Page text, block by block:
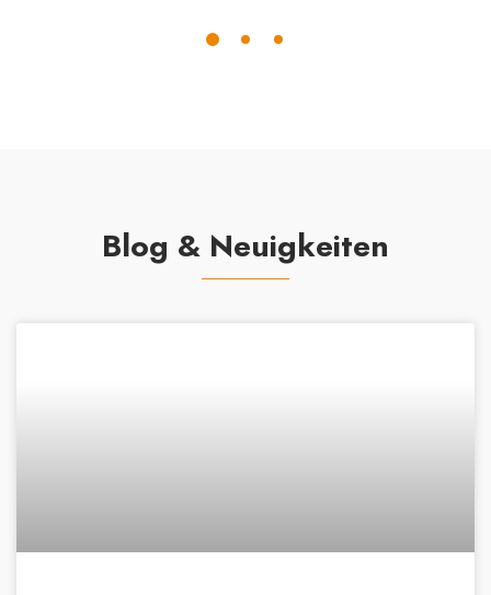
Blog & Neuigkeiten